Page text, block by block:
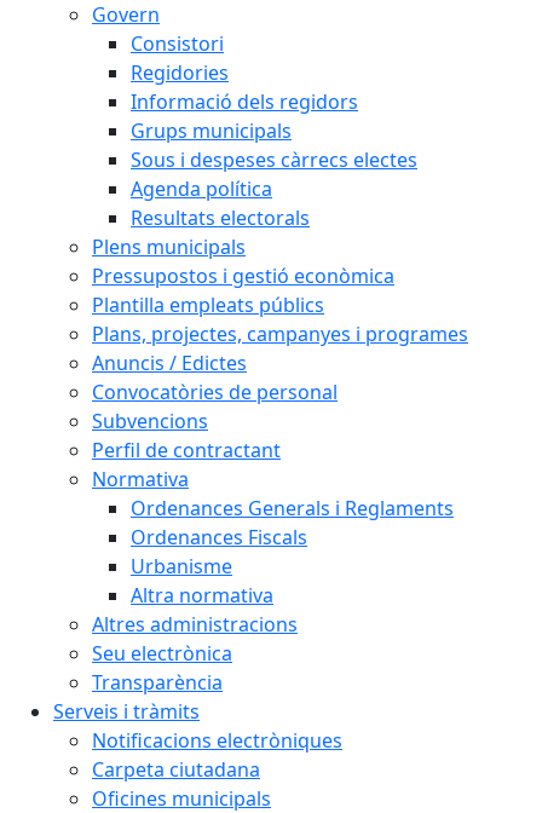
Govern
Consistori
Regidories
Informació dels regidors
Grups municipals
Sous i despeses càrrecs electes
Agenda política
Resultats electorals
Plens municipals
Pressupostos i gestió econòmica
Plantilla empleats públics
Plans, projectes, campanyes i programes
Anuncis / Edictes
Convocatòries de personal
Subvencions
Perfil de contractant
Normativa
Ordenances Generals i Reglaments
Ordenances Fiscals
Urbanisme
Altra normativa
Altres administracions
Seu electrònica
Transparència
Serveis i tràmits
Notificacions electròniques
Carpeta ciutadana
Oficines municipals